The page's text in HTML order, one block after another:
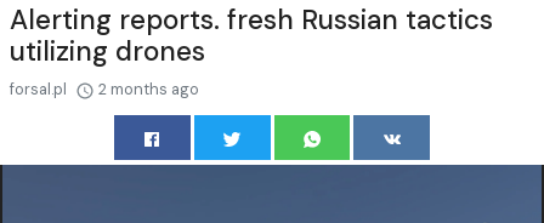
Alerting reports. fresh Russian tactics
utilizing drones
forsal.pl 2 months ago